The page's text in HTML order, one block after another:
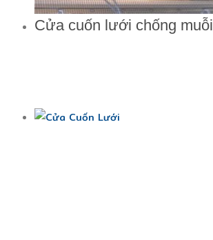
Cửa cuốn lưới chống muỗi